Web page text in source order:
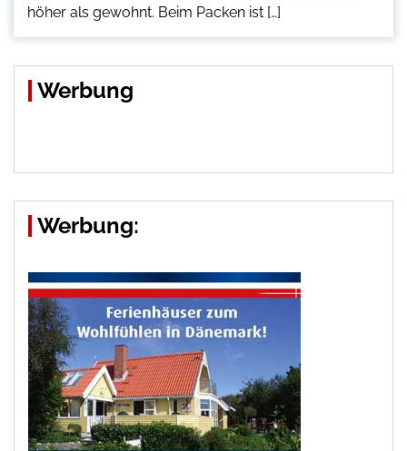
höher als gewohnt. Beim Packen ist […]
Werbung
Werbung: